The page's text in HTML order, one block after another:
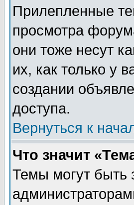
Прилепленные
просмотра
они тоже несут
их, как только у
создании
доступа.
Вернуться к
Что значит
Темы могут быть